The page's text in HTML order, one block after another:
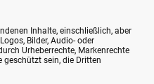
Inhalte, einschließlich, aber
Bilder, Audio- oder
Urheberrechte, Markenrechte
sein, die Dritten